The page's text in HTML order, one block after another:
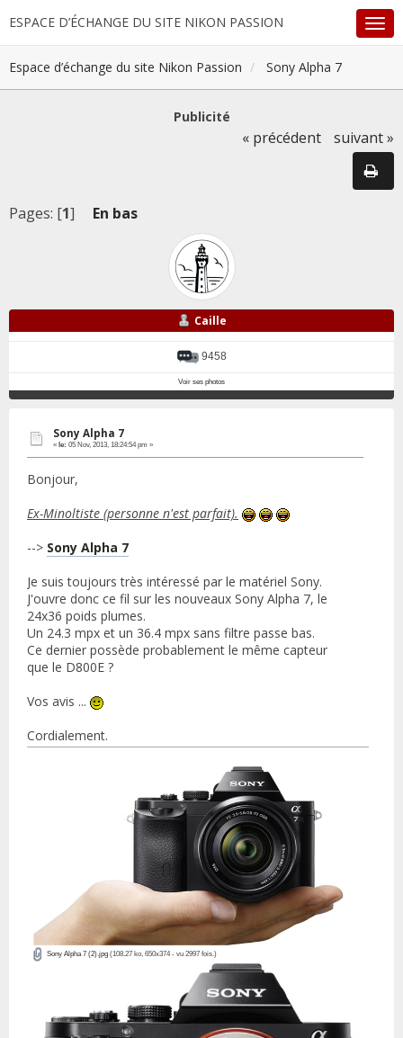
ESPACE D’ÉCHANGE DU SITE NIKON PASSION
Espace d’échange du site Nikon Passion Sony Alpha 7
Publicité
« précédent suivant »
Pages: [1] En bas
Caille
9458
Voir ses photos
Sony Alpha 7
« le: 05 Nov, 2013, 18:24:54 pm »
Bonjour,
Ex-Minoltiste (personne n'est parfait).
--> Sony Alpha 7
Je suis toujours très intéressé par le matériel Sony.
J'ouvre donc ce fil sur les nouveaux Sony Alpha 7, le
24x36 poids plumes.
Un 24.3 mpx et un 36.4 mpx sans filtre passe bas.
Ce dernier possède probablement le même capteur
que le D800E ?
Vos avis ...
Cordialement.
Sony Alpha 7 (2).jpg(108.27 ko, 650x374 - vu 2997 fois.)